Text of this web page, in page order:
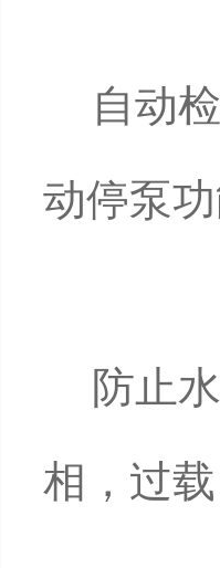
自动检
动停泵
防止水
相，过